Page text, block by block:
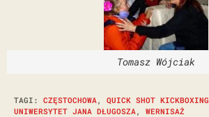
Tomasz Wójciak
TAGI : CZĘSTOCHOWA , QUICK SHOT KICKBOXING
UNIWERSYTET JANA DŁUGOSZA , WERNISAŻ